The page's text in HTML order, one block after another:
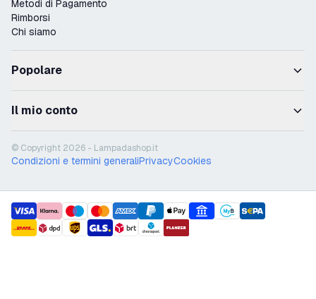
Metodi di Pagamento
Rimborsi
Chi siamo
Popolare
Il mio conto
© Copyright 2026 - Lampadashop.it
Condizioni e termini generaliPrivacyCookies
payment methods
shipment methods